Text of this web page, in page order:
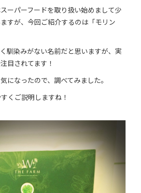
ーパーフードを取り扱い始めまして少
すが、今回ご紹介するのは「モリン
馴染みがない名前だと思いますが、実
目されてます！
になったので、調べてみました。
くご説明しますね！